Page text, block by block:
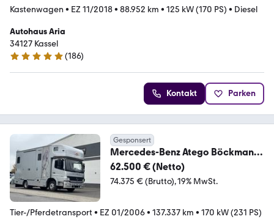
Kastenwagen • EZ 11/2018• 88.952 km • 125 kW (170 PS) • Diesel
Autohaus Aria
34127 Kassel
4.9 Sterne
(186)
Kontakt Parken
Gesponsert
Mercedes-Benz Atego Böckmann
Kompakter Pferde-LKW mit
Wohnung
62.500 € (Netto)
74.375 € (Brutto) 19% MwSt.
Tier-/Pferdetransport • EZ 01/2006• 137.337 km • 170 kW (231 PS)